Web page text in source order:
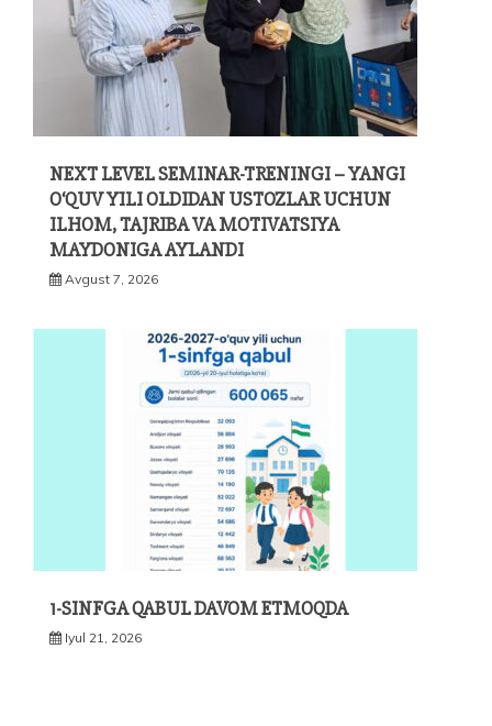
NEXT LEVEL SEMINAR-TRENINGI – YANGI
O‘QUV YILI OLDIDAN USTOZLAR UCHUN
ILHOM, TAJRIBA VA MOTIVATSIYA
MAYDONIGA AYLANDI
Avgust 7, 2026
1-SINFGA QABUL DAVOM ETMOQDA
Iyul 21, 2026